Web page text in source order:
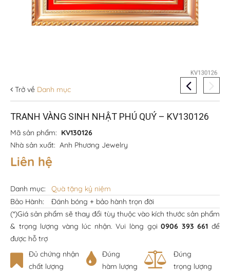
Trở về Danh mục
TRANH VÀNG SINH NHẬT PHÚ QUÝ – KV130126
Mã sản phẩm: KV130126
Nhà sản xuất: Anh Phương Jewelry
Liên hệ
Danh mục:
Quà tặng kỷ niệm
Bảo Hành:
Đánh bóng + bảo hành trọn đời
(*)Giá sản phẩm sẽ thay đổi tùy thuộc vào kích thước sản phẩm
& trọng lượng vàng lúc nhận. Vui lòng gọi0906 393 661 để
được hỗ trợ
Đủ chứng nhận
chất lượng
Đúng
hàm lượng
Đúng
trọng lượng